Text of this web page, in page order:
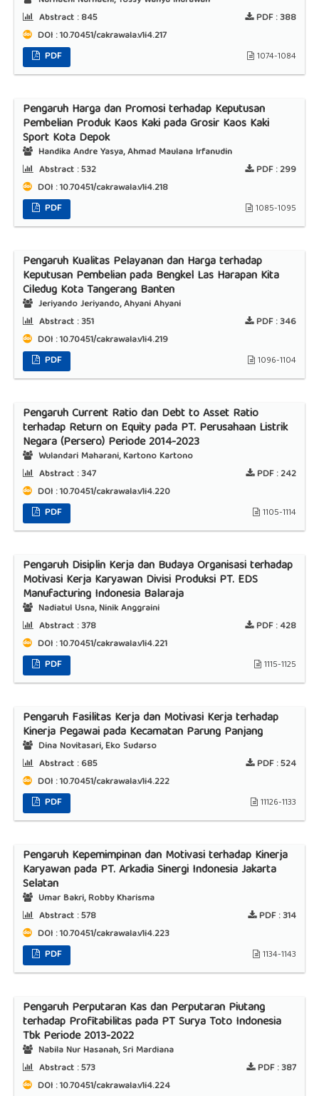
Abstract :845 PDF :388
DOI : 10.70451/cakrawala.v1i4.217
PDF
1074-1084
Pengaruh Harga dan Promosi terhadap Keputusan
Pembelian Produk Kaos Kaki pada Grosir Kaos Kaki
Sport Kota Depok
Handika Andre Yasya, Ahmad Maulana Irfanudin
Abstract :532 PDF :299
DOI : 10.70451/cakrawala.v1i4.218
PDF
1085-1095
Pengaruh Kualitas Pelayanan dan Harga terhadap
Keputusan Pembelian pada Bengkel Las Harapan Kita
Ciledug Kota Tangerang Banten
Jeriyando Jeriyando, Ahyani Ahyani
Abstract :351 PDF :346
DOI : 10.70451/cakrawala.v1i4.219
PDF
1096-1104
Pengaruh Current Ratio dan Debt to Asset Ratio
terhadap Return on Equity pada PT. Perusahaan Listrik
Negara (Persero) Periode 2014-2023
Wulandari Maharani, Kartono Kartono
Abstract :347 PDF :242
DOI : 10.70451/cakrawala.v1i4.220
PDF
1105-1114
Pengaruh Disiplin Kerja dan Budaya Organisasi terhadap
Motivasi Kerja Karyawan Divisi Produksi PT. EDS
Manufacturing Indonesia Balaraja
Nadiatul Usna, Ninik Anggraini
Abstract :378 PDF :428
DOI : 10.70451/cakrawala.v1i4.221
PDF
1115-1125
Pengaruh Fasilitas Kerja dan Motivasi Kerja terhadap
Kinerja Pegawai pada Kecamatan Parung Panjang
Dina Novitasari, Eko Sudarso
Abstract :685 PDF :524
DOI : 10.70451/cakrawala.v1i4.222
PDF
11126-1133
Pengaruh Kepemimpinan dan Motivasi terhadap Kinerja
Karyawan pada PT. Arkadia Sinergi Indonesia Jakarta
Selatan
Umar Bakri, Robby Kharisma
Abstract :578 PDF :314
DOI : 10.70451/cakrawala.v1i4.223
PDF
1134-1143
Pengaruh Perputaran Kas dan Perputaran Piutang
terhadap Profitabilitas pada PT Surya Toto Indonesia
Tbk Periode 2013-2022
Nabila Nur Hasanah, Sri Mardiana
Abstract :573 PDF :387
DOI : 10.70451/cakrawala.v1i4.224